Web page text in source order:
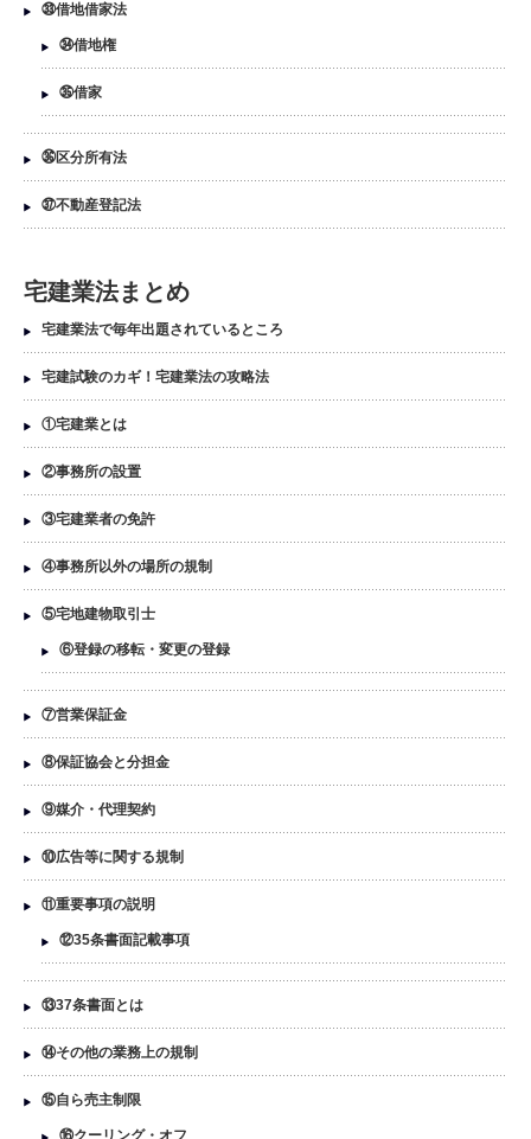
㉝借地借家法
㉞借地権
㉟借家
㊱区分所有法
㊲不動産登記法
宅建業法まとめ
宅建業法で毎年出題されているところ
宅建試験のカギ！宅建業法の攻略法
①宅建業とは
②事務所の設置
③宅建業者の免許
④事務所以外の場所の規制
⑤宅地建物取引士
⑥登録の移転・変更の登録
⑦営業保証金
⑧保証協会と分担金
⑨媒介・代理契約
⑩広告等に関する規制
⑪重要事項の説明
⑫35条書面記載事項
⑬37条書面とは
⑭その他の業務上の規制
⑮自ら売主制限
⑯クーリング・オフ